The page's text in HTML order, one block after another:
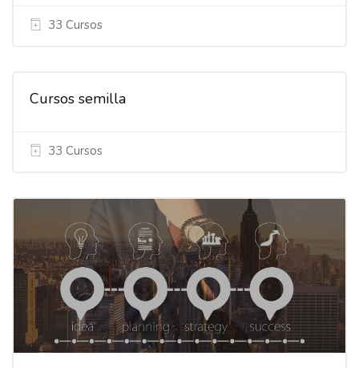
33 Cursos
Cursos semilla
33 Cursos